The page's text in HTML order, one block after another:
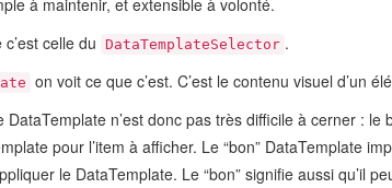
à maintenir, et extensible à volonté.
celle du DataTemplateSelector .
on voit ce que c’est. C’est le contenu visuel d’un
DataTemplate n’est donc pas très difficile à cerner :
pour l’item à afficher. Le “bon” DataTemplate
le DataTemplate. Le “bon” signifie aussi qu’il